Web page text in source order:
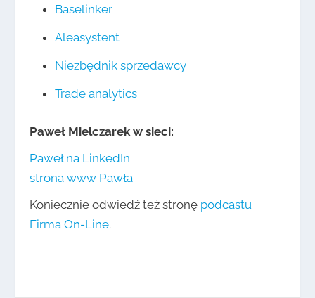
Baselinker
Aleasystent
Niezbędnik sprzedawcy
Trade analytics
Paweł Mielczarek w sieci:
Paweł na LinkedIn
strona www Pawła
Koniecznie odwiedź też stronę podcastu
Firma On-Line.